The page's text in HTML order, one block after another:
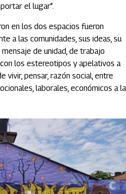
el lugar”.
en los dos espacios fueron
a las comunidades, sus ideas, su
de unidad, de trabajo
los estereotipos y apelativos a
vivir, pensar, razón social, entre
laborales, económicos a la